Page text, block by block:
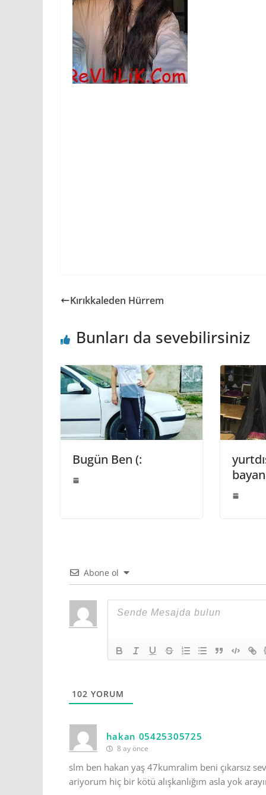
Kırıkkaleden Hürrem
Bunları da sevebilirsiniz
Bugün Ben (:
Abone ol
102 YORUM
hakan 05425305725
8 ay önce
slm ben hakan yaş 47kumralim beni çıkarsız
ariyorum hiç bir kötü alışkanlığım asla yok